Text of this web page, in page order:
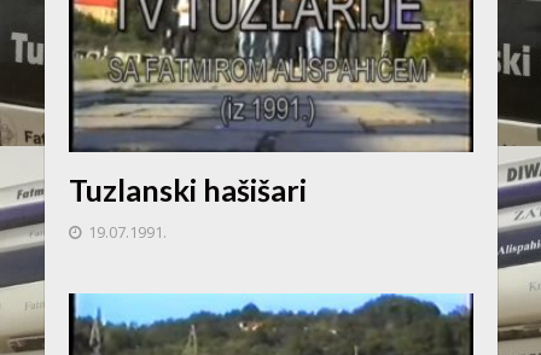
Tuzlanski hašišari
19.07.1991.